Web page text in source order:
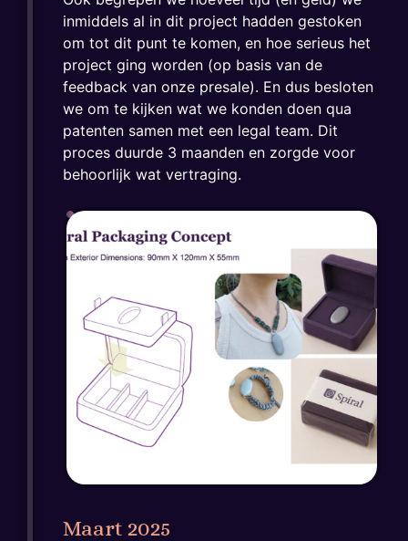
inmiddels al in dit project hadden gestoken
om tot dit punt te komen, en hoe serieus het
project ging worden (op basis van de
feedback van onze presale). En dus besloten
we om te kijken wat we konden doen qua
patenten samen met een legal team. Dit
proces duurde 3 maanden en zorgde voor
behoorlijk wat vertraging.
Maart 2025